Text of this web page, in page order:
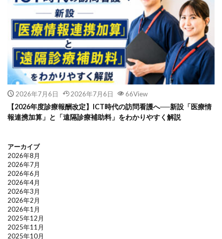
2026年7月6日 2026年7月6日 66View
【2026年度診療報酬改定】ICT時代の訪問看護へ──新設「医療情
報連携加算」と「遠隔診療補助料」をわかりやすく解説
アーカイブ
2026年8月
2026年7月
2026年6月
2026年4月
2026年3月
2026年2月
2026年1月
2025年12月
2025年11月
2025年10月